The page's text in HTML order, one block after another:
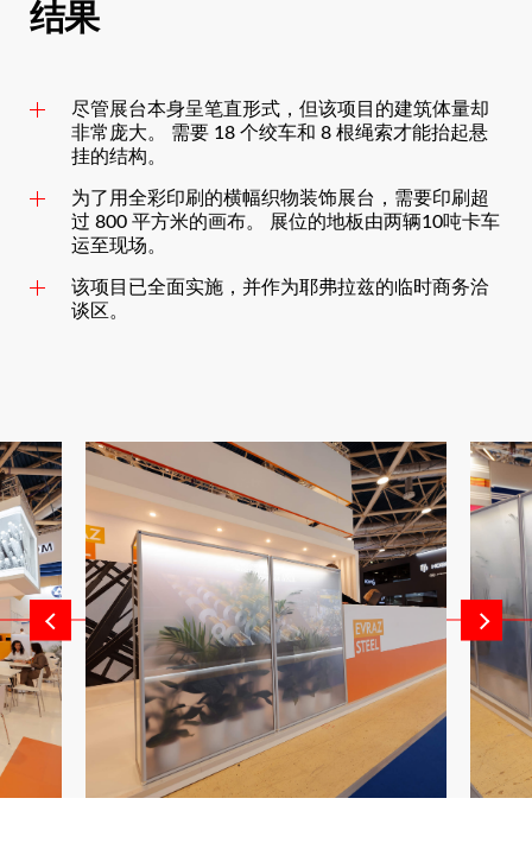
结果
尽管展台本身呈笔直形式，但该项目的建筑体量却
非常庞大。 需要 18 个绞车和 8 根绳索才能抬起悬
挂的结构。
为了用全彩印刷的横幅织物装饰展台，需要印刷超
过 800 平方米的画布。 展位的地板由两辆10吨卡车
运至现场。
该项目已全面实施，并作为耶弗拉兹的临时商务洽
谈区。